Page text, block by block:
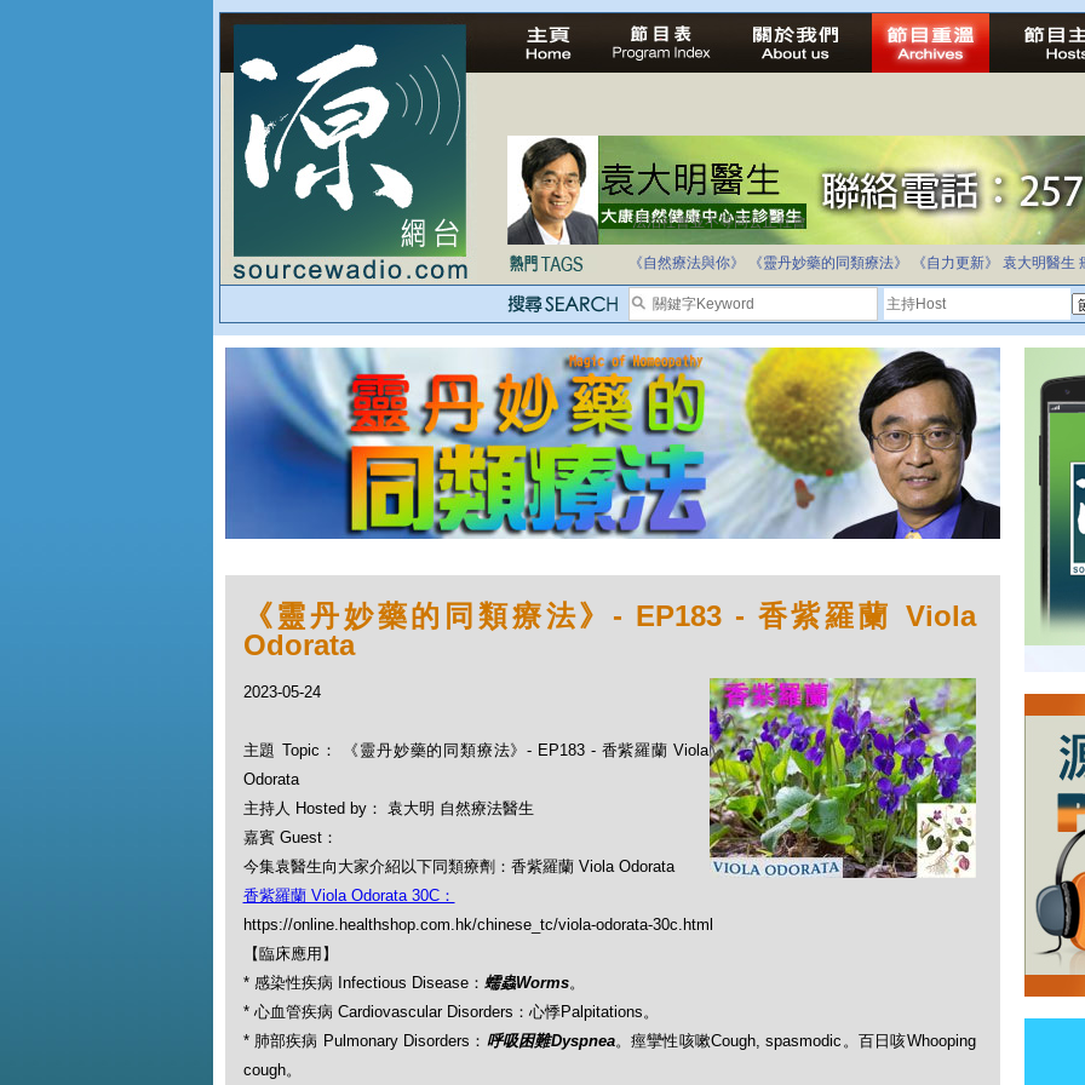
法治社會並不等同公正社會
自家教育合法化-推動多元化教育，全民學卷制
《自然療法與你》 《靈丹妙藥的同類療法》 《自力更新》 袁大明醫生
《靈丹妙藥的同類療法》- EP183 - 香紫羅蘭 Viola
Odorata
2023-05-24
主題 Topic： 《靈丹妙藥的同類療法》- EP183 - 香紫羅蘭 Viola
Odorata
主持人 Hosted by： 袁大明 自然療法醫生
嘉賓 Guest：
今集袁醫生向大家介紹以下同類療劑：香紫羅蘭 Viola Odorata
香紫羅蘭 Viola Odorata 30C：
https://online.healthshop.com.hk/chinese_tc/viola-odorata-30c.html
【臨床應用】
* 感染性疾病 Infectious Disease： 蠕蟲Worms。
* 心血管疾病 Cardiovascular Disorders：心悸Palpitations。
* 肺部疾病 Pulmonary Disorders： 呼吸困難Dyspnea。痙攣性咳嗽Cough, spasmodic。百日咳Whooping
cough。